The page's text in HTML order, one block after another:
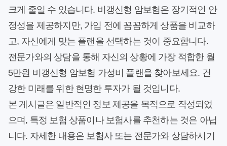
크게 줄일 수 있습니다. 비갱신형 암보험은 장기적인 안
정성을 제공하지만, 가입 전에 꼼꼼하게 상품을 비교하
고, 자신에게 맞는 플랜을 선택하는 것이 중요합니다.
전문가와의 상담을 통해 자신의 상황에 가장 적합한 월
5만원 비갱신형 암보험 가성비 플랜을 찾아보세요. 건
강한 미래를 위한 현명한 투자가 될 것입니다.
본 게시글은 일반적인 정보 제공을 목적으로 작성되었
으며, 특정 보험 상품이나 보험사를 추천하는 것은 아닙
니다. 자세한 내용은 보험사 또는 전문가와 상담하시기